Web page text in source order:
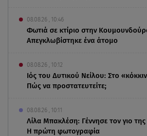
08.08.26 , 10:46
Φωτιά σε κτίριο στην
Απεγκλωβίστηκε ένα άτομο
08.08.26 , 10:12
Ιός του Δυτικού Νείλου: Στο
Πώς να προστατευτείτε;
08.08.26 , 10:11
Λίλα Μπακλέση: Γέννησε τον γιο
Η πρώτη φωτογραφία